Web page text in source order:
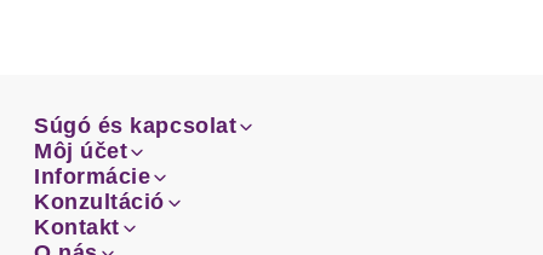
Súgó és kapcsolat
Email
Facebook
Súgó és kapcsolat
Email
Facebook
Môj účet
Prehľad objednávok
Môj účet
Prehľad objednávok
Informácie
Doprava
Informácie
Doprava
Konzultáció
Sprievodca-veľkosťami
Konzultáció
Kontakt
Kontakt